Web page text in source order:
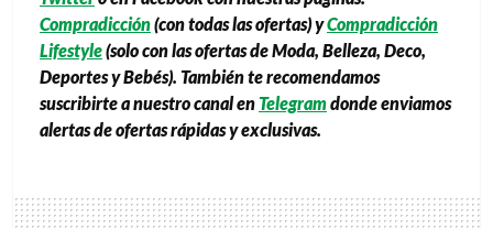
Compradicción(con todas las ofertas) yCompradicción
Lifestyle(solo con las ofertas de Moda, Belleza, Deco,
Deportes y Bebés). También te recomendamos
suscribirte a nuestro canal enTelegramdonde enviamos
alertas de ofertas rápidas y exclusivas.